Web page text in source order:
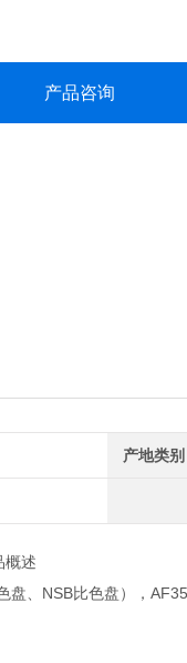
产品咨询
产地类别
概述
盘、NSB比色盘），